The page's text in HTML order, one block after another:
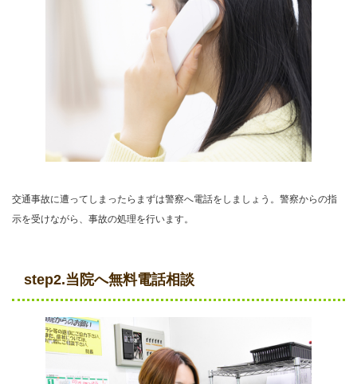
交通事故に遭ってしまったらまずは警察へ電話をしましょう。警察からの指
示を受けながら、事故の処理を行います。
step2.当院へ無料電話相談